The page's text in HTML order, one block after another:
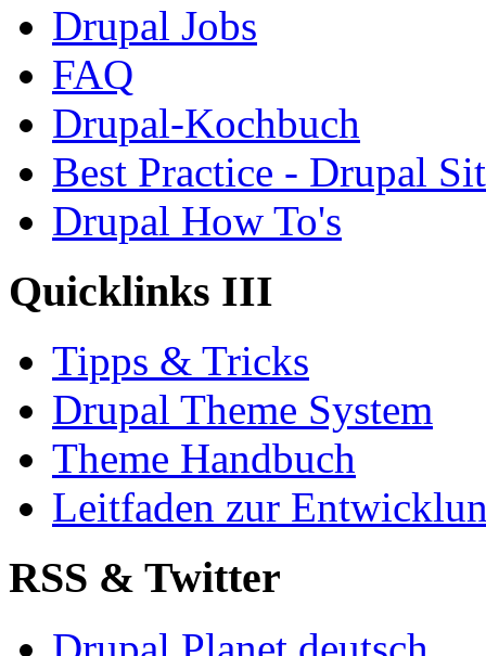
Drupal Jobs
FAQ
Drupal-Kochbuch
Best Practice - Drupal
Drupal How To's
Quicklinks III
Tipps & Tricks
Drupal Theme System
Theme Handbuch
Leitfaden zur
RSS & Twitter